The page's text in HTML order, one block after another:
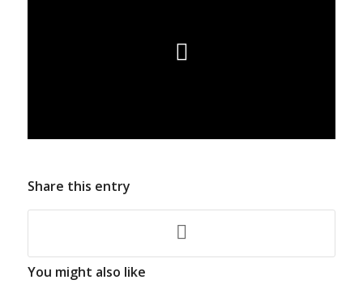
Share this entry
You might also like